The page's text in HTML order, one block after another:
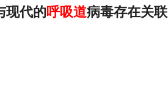
现代的呼吸道病毒存在关联